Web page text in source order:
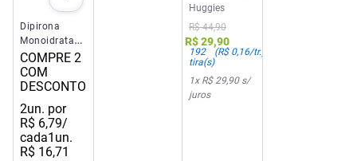
Dipirona
Monoidratada
500mg/ml
Gotas 20ml
Genérico Neo
COMPRE 2
COM
DESCONTO
2un. por
R$ 6,79/
cada1un.
R$ 16,71
Huggies
Rosto e Corpo
Limpeza 4 x
48 Un
Huggies
R$ 44,90
R$29,90
192
tira(s)
(R$ 0,16/tr.)
1x R$ 29,90s/
juros